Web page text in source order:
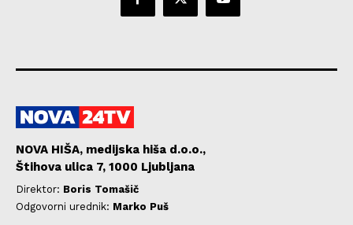
NOVA HIŠA, medijska hiša d.o.o.,
Štihova ulica 7, 1000 Ljubljana
Direktor: Boris Tomašič
Odgovorni urednik: Marko Puš